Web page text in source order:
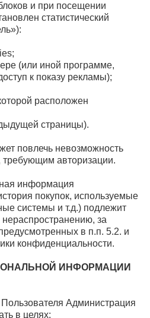
и при посещении
статистический
(или иной программе,
к показу рекламы);
расположен
страницы).
повлечь невозможность
требующим авторизации.
информация
покупок, используемые
системы и т.д.) подлежит
за
в п.п. 5.2. и
конфиденциальности.
ИНФОРМАЦИИ
Администрация
в целях: